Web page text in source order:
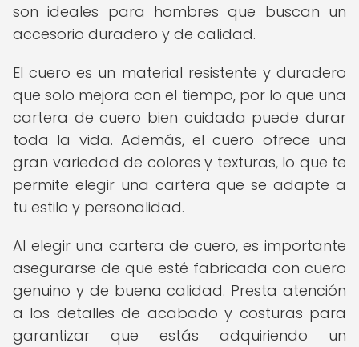
son ideales para hombres que buscan un
accesorio duradero y de calidad.
El cuero es un material resistente y duradero
que solo mejora con el tiempo, por lo que una
cartera de cuero bien cuidada puede durar
toda la vida. Además, el cuero ofrece una
gran variedad de colores y texturas, lo que te
permite elegir una cartera que se adapte a
tu estilo y personalidad.
Al elegir una cartera de cuero, es importante
asegurarse de que esté fabricada con cuero
genuino y de buena calidad. Presta atención
a los detalles de acabado y costuras para
garantizar que estás adquiriendo un